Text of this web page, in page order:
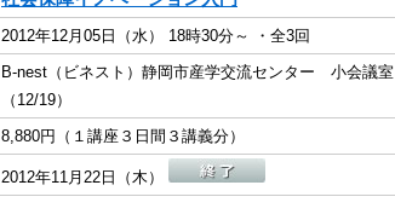
2012年12月05日（水） 18時30分～ ・全3回
B-nest（ビネスト）静岡市産学交流センター 小会議室
（12/19）
8,880円（１講座３日間３講義分）
2012年11月22日（木）